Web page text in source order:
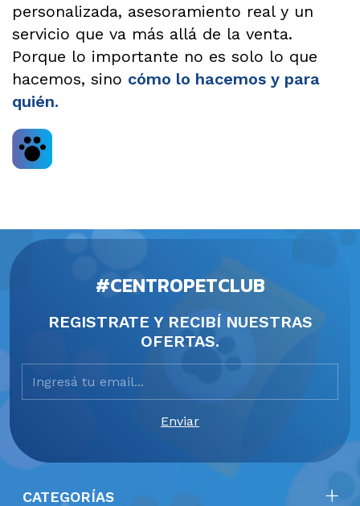
personalizada, asesoramiento real y un
servicio que va más allá de la venta.
Porque lo importante no es solo lo que
hacemos, sino cómo lo hacemos y para
quién.
#CENTROPETCLUB
REGISTRATE Y RECIBÍ NUESTRAS
OFERTAS.
CATEGORÍAS